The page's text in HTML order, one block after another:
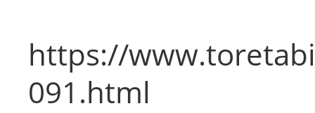
https://
091.html